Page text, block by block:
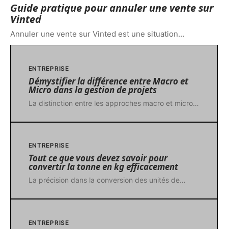
Guide pratique pour annuler une vente sur
Vinted
Annuler une vente sur Vinted est une situation…
ENTREPRISE
Démystifier la différence entre Macro et
Micro dans la gestion de projets
La distinction entre les approches macro et micro…
ENTREPRISE
Tout ce que vous devez savoir pour
convertir la tonne en kg efficacement
La précision dans la conversion des unités de…
ENTREPRISE